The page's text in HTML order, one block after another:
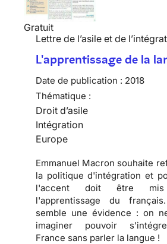
Gratuit
Lettre de l’asile et de
L'apprentissage de la
Date de publication : 2018
Thématique :
Droit d’asile
Intégration
Europe
Emmanuel Macron souhaite
la politique d'intégration et
l'accent doit être
l'apprentissage du
semble une évidence : on
imaginer pouvoir
France sans parler la langue !